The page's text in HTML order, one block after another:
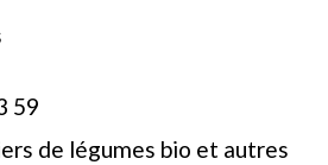
59
de légumes bio et autres